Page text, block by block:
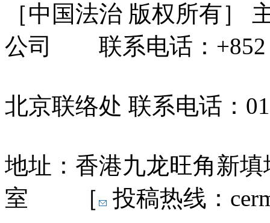
［中国法治 版权所有］
公司 联系电话：+852
北京联络处 联系电话：
地址：香港九龙旺角新
室 ［
投稿热线：